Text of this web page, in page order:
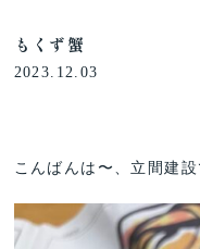
もくず蟹
2023.12.03
こんばんは〜、立間建設